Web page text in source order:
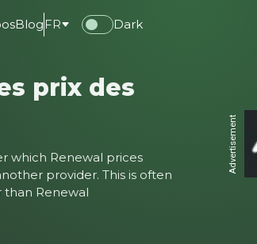
Blog FR Dark
prix des
which Renewal prices
provider. This is often
than Renewal
Advertisement